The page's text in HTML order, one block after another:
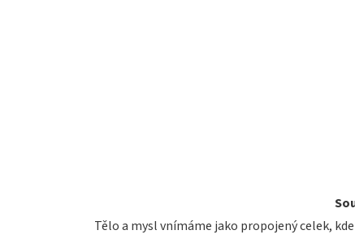
Tělo a mysl vnímáme jako propojený celek,